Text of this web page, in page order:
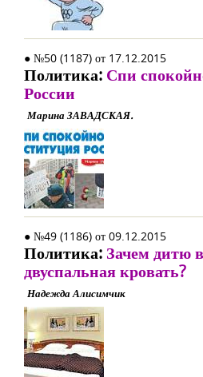
● №50 (1187) от 17.12.2015
Политика: Спи
России
Марина ЗАВАДСКАЯ.
● №49 (1186) от 09.12.2015
Политика: Зачем дитю
двуспальная кровать?
Надежда Алисимчик